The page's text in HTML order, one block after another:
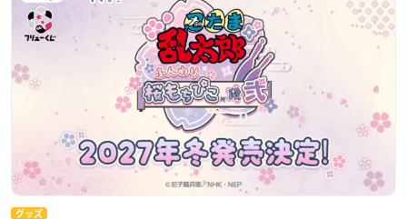
グッズ